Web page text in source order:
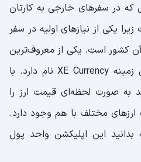
که در سفرهای خارجی به کارتان
یکی از نیازهای اولیه در سفر
کشور است. یکی از معروف‌ترین
اپلیکیشن‌های خارجی در این زمینه XE Currency نام دارد. با
به صورت لحظه‌ای قیمت ارز را
مختلف با هم وجود دارد.
بدانید این اپلیکشن واحد پول